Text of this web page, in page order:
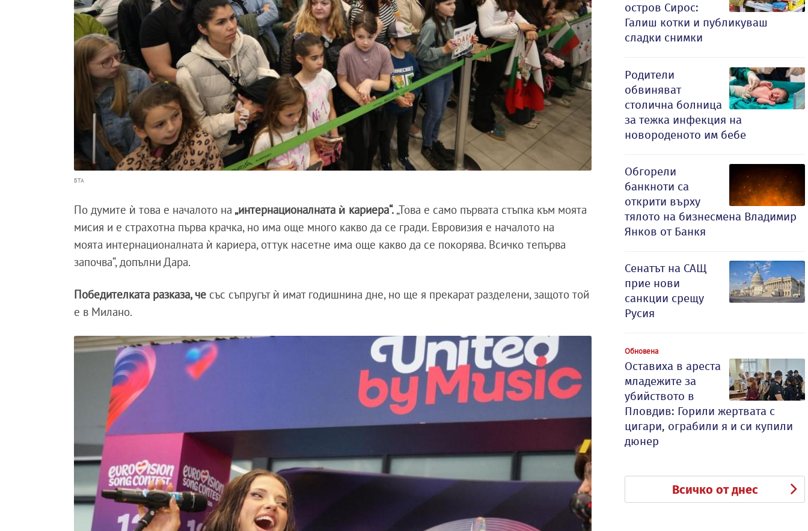
БТА
По думите ѝ това е началото на „интернационалната ѝ кариера“. „Това е само първата стъпка към моята
мисия и е страхотна първа крачка, но има още много какво да се гради. Евровизия е началото на
моята интернационалната ѝ кариера, оттук насетне има още какво да се покорява. Всичко тепърва
започва“, допълни Дара.
Победителката разказа, че със съпругът ѝ имат годишнина дне, но ще я прекарат разделени, защото той
е в Милано.
остров Сирос:
Галиш котки и публикуваш
сладки снимки
Родители
обвиняват
столична болница
за тежка инфекция на
новороденото им бебе
Обгорели
банкноти са
открити върху
тялото на бизнесмена Владимир
Янков от Банкя
Сенатът на САЩ
прие нови
санкции срещу
Русия
Обновена
Оставиха в ареста
младежите за
убийството в
Пловдив: Горили жертвата с
цигари, ограбили я и си купили
дюнер
Всичко от днес